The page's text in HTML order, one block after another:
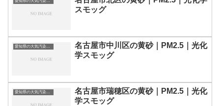
スモッグ
愛知県の大気汚染・PM2.5・黄砂・エアロゾルの数値
名古屋市中川区の黄砂｜PM2.5｜光化
学スモッグ
愛知県の大気汚染・PM2.5・黄砂・エアロゾルの数値
名古屋市瑞穂区の黄砂｜PM2.5｜光化
学スモッグ